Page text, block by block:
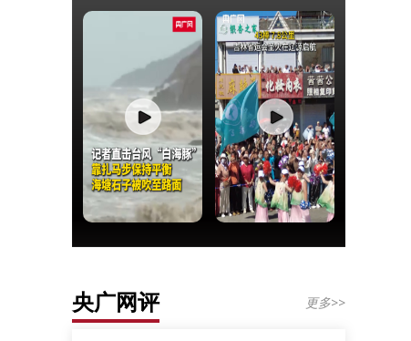
央广网评 更多>>